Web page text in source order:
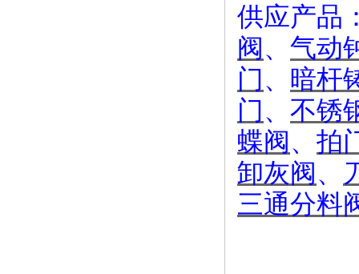
供应产品
阀、 气动
门、 暗杆
门、 不锈
蝶阀、 拍
卸灰阀、
三通分料